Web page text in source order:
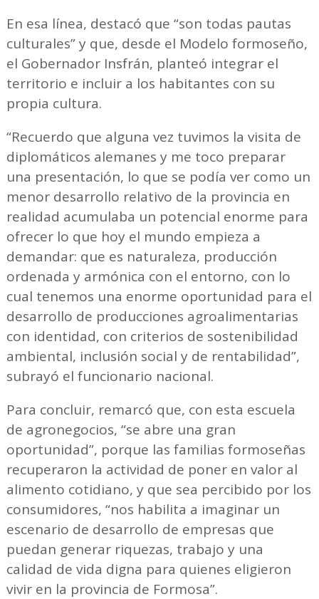
En esa línea, destacó que “son todas pautas
culturales” y que, desde el Modelo formoseño,
el Gobernador Insfrán, planteó integrar el
territorio e incluir a los habitantes con su
propia cultura.
“Recuerdo que alguna vez tuvimos la visita de
diplomáticos alemanes y me toco preparar
una presentación, lo que se podía ver como un
menor desarrollo relativo de la provincia en
realidad acumulaba un potencial enorme para
ofrecer lo que hoy el mundo empieza a
demandar: que es naturaleza, producción
ordenada y armónica con el entorno, con lo
cual tenemos una enorme oportunidad para el
desarrollo de producciones agroalimentarias
con identidad, con criterios de sostenibilidad
ambiental, inclusión social y de rentabilidad”,
subrayó el funcionario nacional.
Para concluir, remarcó que, con esta escuela
de agronegocios, “se abre una gran
oportunidad”, porque las familias formoseñas
recuperaron la actividad de poner en valor al
alimento cotidiano, y que sea percibido por los
consumidores, “nos habilita a imaginar un
escenario de desarrollo de empresas que
puedan generar riquezas, trabajo y una
calidad de vida digna para quienes eligieron
vivir en la provincia de Formosa”.